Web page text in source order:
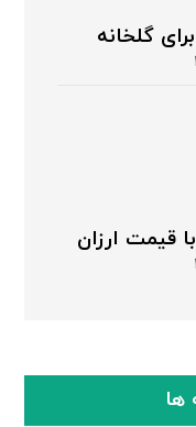
گلخانه
قیمت ارزان
ها